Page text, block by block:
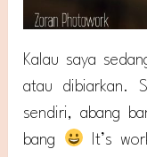
Kalau saya
atau dibiarkan.
sendiri, abang
bang
It’s